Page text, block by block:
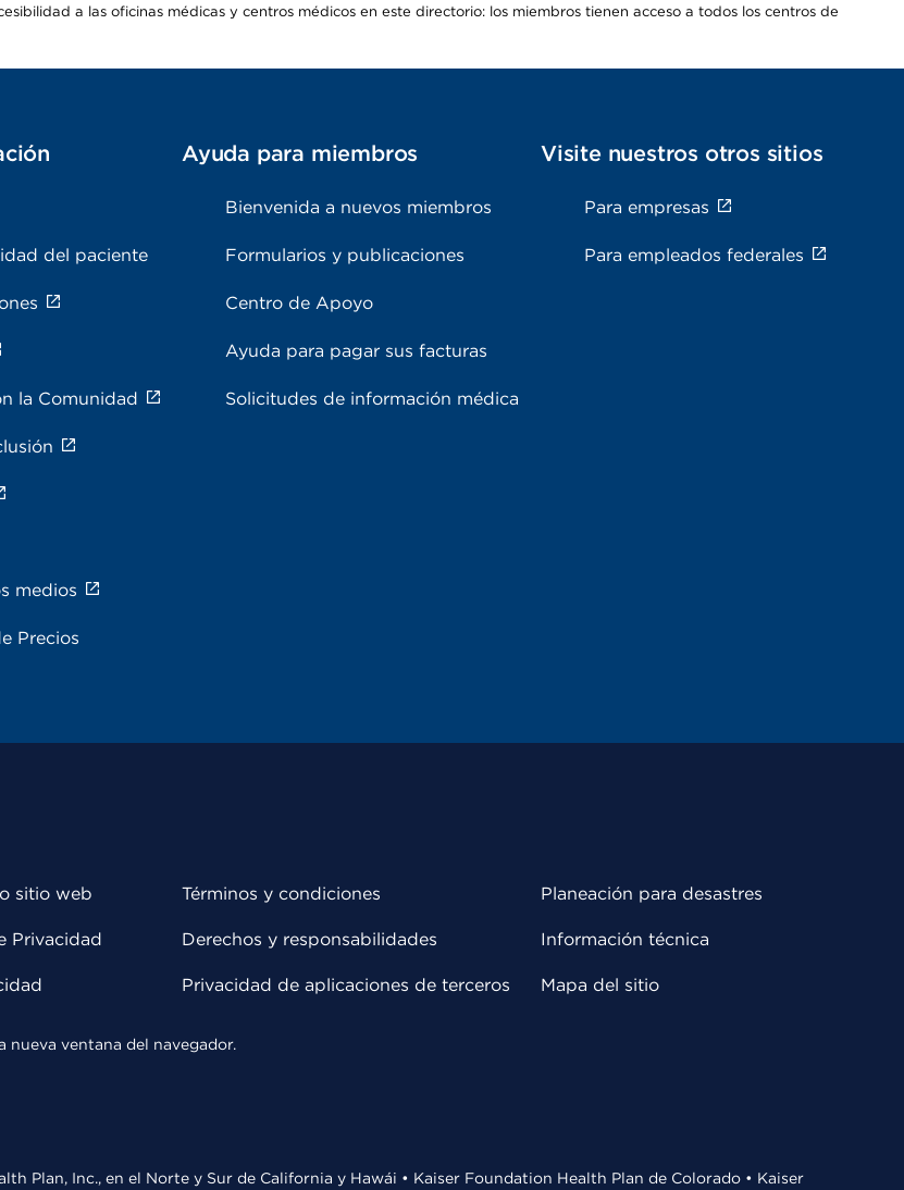
a las oficinas médicas y centros médicos en este directorio: los miembros tienen acceso a todos los centros de
del paciente
la Comunidad
medios
Precios
Ayuda para miembros
Bienvenida a nuevos miembros
Formularios y publicaciones
Centro de Apoyo
Ayuda para pagar sus facturas
Solicitudes de información médica
Visite nuestros otros sitios
Para empresas
Para empleados federales
sitio web
Privacidad
Términos y condiciones
Derechos y responsabilidades
Privacidad de aplicaciones de terceros
Planeación para desastres
Información técnica
Mapa del sitio
nueva ventana del navegador.
Plan, Inc., en el Norte y Sur de California y Hawái • Kaiser Foundation Health Plan de Colorado • Kaiser